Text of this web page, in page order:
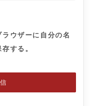
ウザーに自分の名
する。